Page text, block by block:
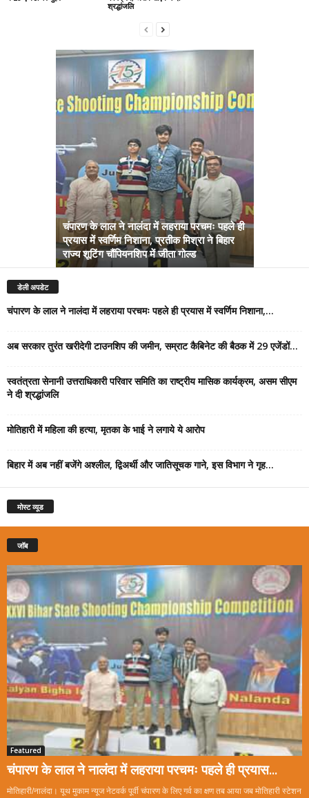
श्रद्धांजलि
चंपारण के लाल ने नालंदा में लहराया परचमः पहले ही
प्रयास में स्वर्णिम निशाना, प्रतीक मिश्रा ने बिहार
राज्य शूटिंग चौंपियनशिप में जीता गोल्ड
डेली अपडेट
चंपारण के लाल ने नालंदा में लहराया परचमः पहले ही प्रयास में स्वर्णिम निशाना,...
अब सरकार तुरंत खरीदेगी टाउनशिप की जमीन, सम्राट कैबिनेट की बैठक में 29 एजेंडों...
स्वतंत्रता सेनानी उत्तराधिकारी परिवार समिति का राष्ट्रीय मासिक कार्यक्रम, असम सीएम
ने दी श्रद्धांजलि
मोतिहारी में महिला की हत्या, मृतका के भाई ने लगाये ये आरोप
बिहार में अब नहीं बजेंगे अश्लील, द्विअर्थी और जातिसूचक गाने, इस विभाग ने गृह...
मोस्ट व्यूड
जॉब
Featured
चंपारण के लाल ने नालंदा में लहराया परचमः पहले ही प्रयास...
मोतिहारी/नालंदा। यूथ मुकाम न्यूज नेटवर्क पूर्वी चंपारण के लिए गर्व का क्षण तब आया जब मोतिहारी स्टेशन